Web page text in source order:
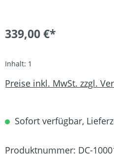
339,00 €*
Inhalt: 1
Preise inkl. MwSt. zzgl.
Sofort verfügbar,
Produktnummer: DC-